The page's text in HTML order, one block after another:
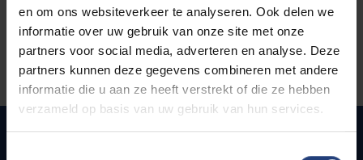
en om ons websiteverkeer te analyseren. Ook delen we
informatie over uw gebruik van onze site met onze
partners voor social media, adverteren en analyse. Deze
partners kunnen deze gegevens combineren met andere
informatie die u aan ze heeft verstrekt of die ze hebben
verzameld op basis van uw gebruik van hun services.